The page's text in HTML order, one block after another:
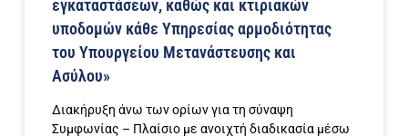
εγκαταστάσεων, καθώς και κτιριακών
υποδομών κάθε Υπηρεσίας αρμοδιότητας
του Υπουργείου Μετανάστευσης και
Ασύλου»
Διακήρυξη άνω των ορίων για τη σύναψη
Συμφωνίας – Πλαίσιο με ανοιχτή διαδικασία μέσω